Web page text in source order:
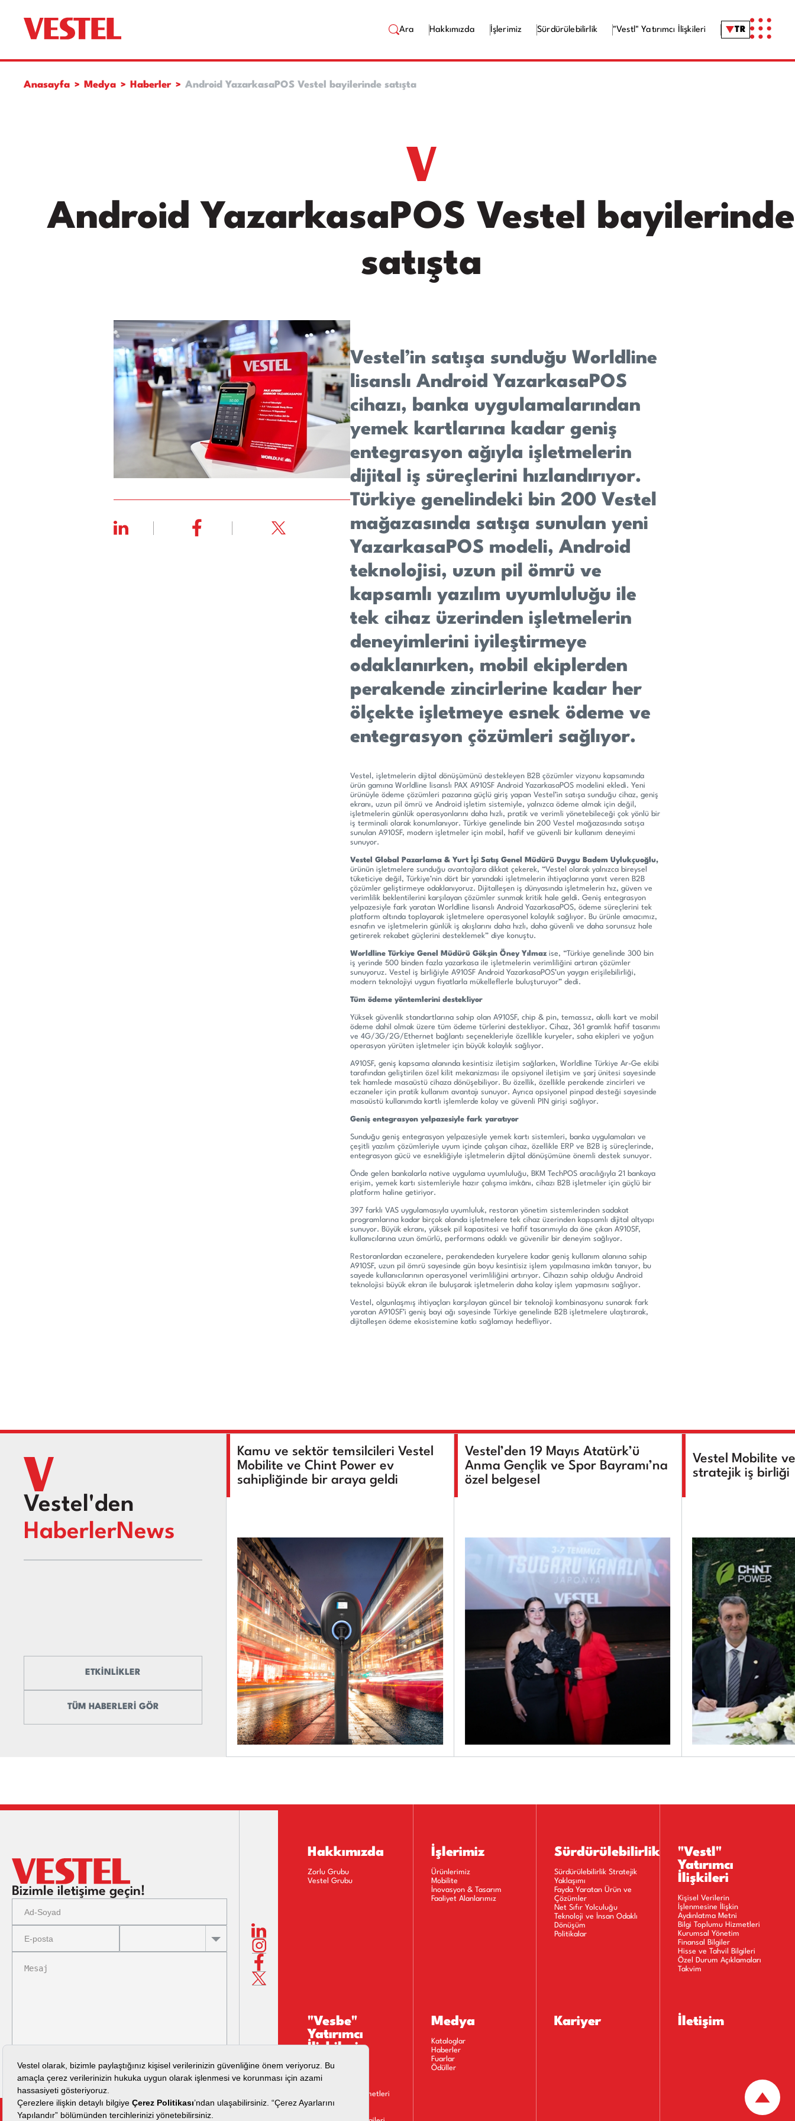
Ara Hakkımızda İşlerimiz Sürdürülebilirlik "Vestl" Yatırımcı İlişkileri TR
Anasayfa Medya Haberler Android YazarkasaPOS Vestel bayilerinde satışta
Android YazarkasaPOS Vestel bayilerinde
satışta
Vestel’in satışa sunduğu Worldline
lisanslı Android YazarkasaPOS
cihazı, banka uygulamalarından
yemek kartlarına kadar geniş
entegrasyon ağıyla işletmelerin
dijital iş süreçlerini hızlandırıyor.
Türkiye genelindeki bin 200 Vestel
mağazasında satışa sunulan yeni
YazarkasaPOS modeli, Android
teknolojisi, uzun pil ömrü ve
kapsamlı yazılım uyumluluğu ile
tek cihaz üzerinden işletmelerin
deneyimlerini iyileştirmeye
odaklanırken, mobil ekiplerden
perakende zincirlerine kadar her
ölçekte işletmeye esnek ödeme ve
entegrasyon çözümleri sağlıyor.
Vestel, işletmelerin dijital dönüşümünü destekleyen B2B çözümler vizyonu kapsamında
ürün gamına Worldline lisanslı PAX A910SF Android YazarkasaPOS modelini ekledi. Yeni
ürünüyle ödeme çözümleri pazarına güçlü giriş yapan Vestel’in satışa sunduğu cihaz, geniş
ekranı, uzun pil ömrü ve Android işletim sistemiyle, yalnızca ödeme almak için değil,
işletmelerin günlük operasyonlarını daha hızlı, pratik ve verimli yönetebileceği çok yönlü bir
iş terminali olarak konumlanıyor. Türkiye genelinde bin 200 Vestel mağazasında satışa
sunulan A910SF, modern işletmeler için mobil, hafif ve güvenli bir kullanım deneyimi
sunuyor.
Vestel Global Pazarlama & Yurt İçi Satış Genel Müdürü Duygu Badem Uylukçuoğlu,
ürünün işletmelere sunduğu avantajlara dikkat çekerek, “Vestel olarak yalnızca bireysel
tüketiciye değil, Türkiye’nin dört bir yanındaki işletmelerin ihtiyaçlarına yanıt veren B2B
çözümler geliştirmeye odaklanıyoruz. Dijitalleşen iş dünyasında işletmelerin hız, güven ve
verimlilik beklentilerini karşılayan çözümler sunmak kritik hale geldi. Geniş entegrasyon
yelpazesiyle fark yaratan Worldline lisanslı Android YazarkasaPOS, ödeme süreçlerini tek
platform altında toplayarak işletmelere operasyonel kolaylık sağlıyor. Bu ürünle amacımız,
esnafın ve işletmelerin günlük iş akışlarını daha hızlı, daha güvenli ve daha sorunsuz hale
getirerek rekabet güçlerini desteklemek” diye konuştu.
Worldline Türkiye Genel Müdürü Gökşin Öney Yılmaz ise, “Türkiye genelinde 300 bin
iş yerinde 500 binden fazla yazarkasa ile işletmelerin verimliliğini artıran çözümler
sunuyoruz. Vestel iş birliğiyle A910SF Android YazarkasaPOS’un yaygın erişilebilirliği,
modern teknolojiyi uygun fiyatlarla mükelleflerle buluşturuyor” dedi.
Tüm ödeme yöntemlerini destekliyor
Yüksek güvenlik standartlarına sahip olan A910SF, chip & pin, temassız, akıllı kart ve mobil
ödeme dahil olmak üzere tüm ödeme türlerini destekliyor. Cihaz, 361 gramlık hafif tasarımı
ve 4G/3G/2G/Ethernet bağlantı seçenekleriyle özellikle kuryeler, saha ekipleri ve yoğun
operasyon yürüten işletmeler için büyük kolaylık sağlıyor.
A910SF, geniş kapsama alanında kesintisiz iletişim sağlarken, Worldline Türkiye Ar-Ge ekibi
tarafından geliştirilen özel kilit mekanizması ile opsiyonel iletişim ve şarj ünitesi sayesinde
tek hamlede masaüstü cihaza dönüşebiliyor. Bu özellik, özellikle perakende zincirleri ve
eczaneler için pratik kullanım avantajı sunuyor. Ayrıca opsiyonel pinpad desteği sayesinde
masaüstü kullanımda kartlı işlemlerde kolay ve güvenli PIN girişi sağlıyor.
Geniş entegrasyon yelpazesiyle fark yaratıyor
Sunduğu geniş entegrasyon yelpazesiyle yemek kartı sistemleri, banka uygulamaları ve
çeşitli yazılım çözümleriyle uyum içinde çalışan cihaz, özellikle ERP ve B2B iş süreçlerinde,
entegrasyon gücü ve esnekliğiyle işletmelerin dijital dönüşümüne önemli destek sunuyor.
Önde gelen bankalarla native uygulama uyumluluğu, BKM TechPOS aracılığıyla 21 bankaya
erişim, yemek kartı sistemleriyle hazır çalışma imkânı, cihazı B2B işletmeler için güçlü bir
platform haline getiriyor.
397 farklı VAS uygulamasıyla uyumluluk, restoran yönetim sistemlerinden sadakat
programlarına kadar birçok alanda işletmelere tek cihaz üzerinden kapsamlı dijital altyapı
sunuyor. Büyük ekranı, yüksek pil kapasitesi ve hafif tasarımıyla da öne çıkan A910SF,
kullanıcılarına uzun ömürlü, performans odaklı ve güvenilir bir deneyim sağlıyor.
Restoranlardan eczanelere, perakendeden kuryelere kadar geniş kullanım alanına sahip
A910SF, uzun pil ömrü sayesinde gün boyu kesintisiz işlem yapılmasına imkân tanıyor, bu
sayede kullanıcılarının operasyonel verimliliğini artırıyor. Cihazın sahip olduğu Android
teknolojisi büyük ekran ile buluşarak işletmelerin daha kolay işlem yapmasını sağlıyor.
Vestel, olgunlaşmış ihtiyaçları karşılayan güncel bir teknoloji kombinasyonu sunarak fark
yaratan A910SF’i geniş bayi ağı sayesinde Türkiye genelinde B2B işletmelere ulaştırarak,
dijitalleşen ödeme ekosistemine katkı sağlamayı hedefliyor.
Vestel'den
HaberlerNews
ETKİNLİKLER
TÜM HABERLERİ GÖR
Kamu ve sektör temsilcileri Vestel
Mobilite ve Chint Power ev
sahipliğinde bir araya geldi
Vestel’den 19 Mayıs Atatürk’ü
Anma Gençlik ve Spor Bayramı’na
özel belgesel
Vestel Mobilite
stratejik iş birliği
Bizimle iletişime geçin!
GÖNDER
Hakkımızda
Zorlu Grubu
Vestel Grubu
İşlerimiz
Ürünlerimiz
Mobilite
İnovasyon & Tasarım
Faaliyet Alanlarımız
Sürdürülebilirlik
Sürdürülebilirlik Stratejik
Yaklaşımı
Fayda Yaratan Ürün ve
Çözümler
Net Sıfır Yolculuğu
Teknoloji ve İnsan Odaklı
Dönüşüm
Politikalar
"Vestl"
Yatırımcı
İlişkileri
Kişisel Verilerin
İşlenmesine İlişkin
Aydınlatma Metni
Bilgi Toplumu Hizmetleri
Kurumsal Yönetim
Finansal Bilgiler
Hisse ve Tahvil Bilgileri
Özel Durum Açıklamaları
Takvim
"Vesbe"
Yatırımcı
İlişkileri
Kişisel Verilerin
İşlenmesine İlişkin
Bilgi Toplumu Hizmetleri
Kurumsal Yönetim
Medya
Kataloglar
Haberler
Fuarlar
Ödüller
Kariyer İletişim